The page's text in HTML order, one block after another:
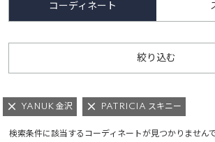
コーディネート
絞り込む
YANUK 金沢 PATRICIA スキニー
検索条件に該当するコーディネートが見つかりません